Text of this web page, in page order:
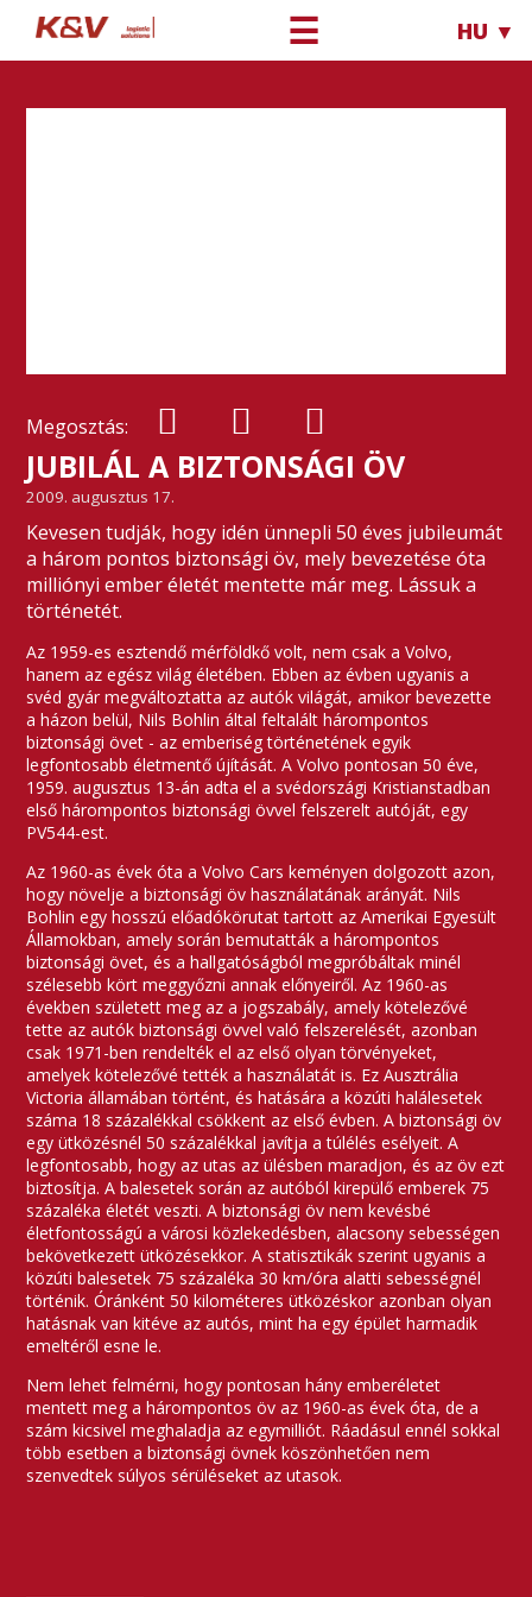
☰ HU ▼
Megosztás:
JUBILÁL A BIZTONSÁGI ÖV
2009. augusztus 17.
Kevesen tudják, hogy idén ünnepli 50 éves jubileumát
a három pontos biztonsági öv, mely bevezetése óta
milliónyi ember életét mentette már meg. Lássuk a
történetét.
Az 1959-es esztendő mérföldkő volt, nem csak a Volvo,
hanem az egész világ életében. Ebben az évben ugyanis a
svéd gyár megváltoztatta az autók világát, amikor bevezette
a házon belül, Nils Bohlin által feltalált hárompontos
biztonsági övet - az emberiség történetének egyik
legfontosabb életmentő újítását. A Volvo pontosan 50 éve,
1959. augusztus 13-án adta el a svédországi Kristianstadban
első hárompontos biztonsági övvel felszerelt autóját, egy
PV544-est.
Az 1960-as évek óta a Volvo Cars keményen dolgozott azon,
hogy növelje a biztonsági öv használatának arányát. Nils
Bohlin egy hosszú előadókörutat tartott az Amerikai Egyesült
Államokban, amely során bemutatták a hárompontos
biztonsági övet, és a hallgatóságból megpróbáltak minél
szélesebb kört meggyőzni annak előnyeiről. Az 1960-as
években született meg az a jogszabály, amely kötelezővé
tette az autók biztonsági övvel való felszerelését, azonban
csak 1971-ben rendelték el az első olyan törvényeket,
amelyek kötelezővé tették a használatát is. Ez Ausztrália
Victoria államában történt, és hatására a közúti halálesetek
száma 18 százalékkal csökkent az első évben. A biztonsági öv
egy ütközésnél 50 százalékkal javítja a túlélés esélyeit. A
legfontosabb, hogy az utas az ülésben maradjon, és az öv ezt
biztosítja. A balesetek során az autóból kirepülő emberek 75
százaléka életét veszti. A biztonsági öv nem kevésbé
életfontosságú a városi közlekedésben, alacsony sebességen
bekövetkezett ütközésekkor. A statisztikák szerint ugyanis a
közúti balesetek 75 százaléka 30 km/óra alatti sebességnél
történik. Óránként 50 kilométeres ütközéskor azonban olyan
hatásnak van kitéve az autós, mint ha egy épület harmadik
emeltéről esne le.
Nem lehet felmérni, hogy pontosan hány emberéletet
mentett meg a hárompontos öv az 1960-as évek óta, de a
szám kicsivel meghaladja az egymilliót. Ráadásul ennél sokkal
több esetben a biztonsági övnek köszönhetően nem
szenvedtek súlyos sérüléseket az utasok.